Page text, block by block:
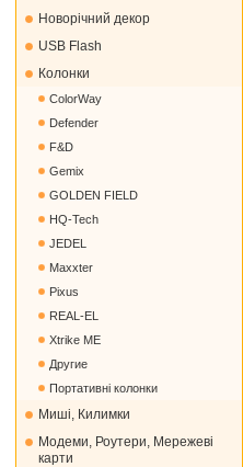
Новорічний декор
USB Flash
Колонки
ColorWay
Defender
F&D
Gemix
GOLDEN FIELD
HQ-Tech
JEDEL
Maxxter
Pixus
REAL-EL
Xtrike ME
Другие
Портативні колонки
Миші, Килимки
Модеми, Роутери, Мережеві
карти